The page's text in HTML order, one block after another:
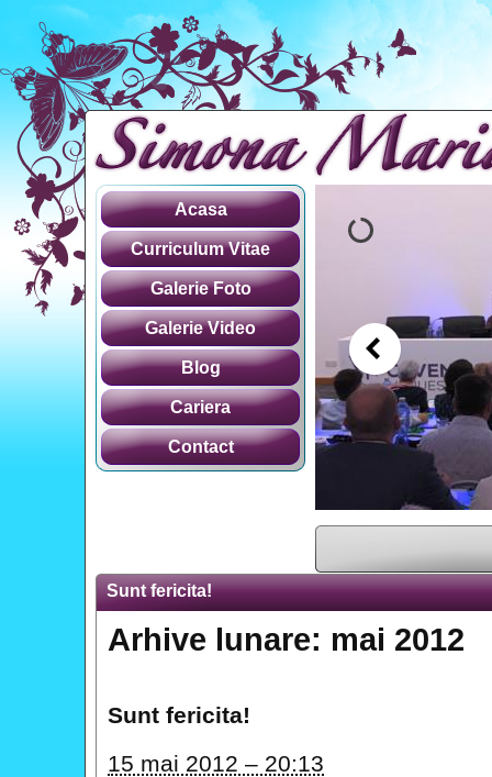
Acasa
Curriculum Vitae
Galerie Foto
Galerie Video
Blog
Cariera
Contact
Sunt fericita!
Arhive lunare: mai 2012
Sunt fericita!
15 mai 2012 – 20:13